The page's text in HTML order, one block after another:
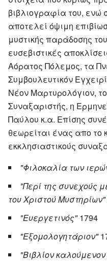
βιβλιογραφία του, ενώ
αποτελεί όψιμη
μυστικής παράδοσης
ευσεβιστικές
Αόρατος Πόλεμος, τα
Συμβουλευτικόν
Νέον Μαρτυρολόγιον,
Συναξαριστής, η
Παύλου κ.α. Επίσης
θεωρείται ένας απο το
εκκλησιαστικούς
"Φιλοκαλία των
"Περί της συνεχούς
του Χριστού Μυστηρίων"
"Ευεργετινός"1794
"Εξομολογητάριον"
"Βιβλίον